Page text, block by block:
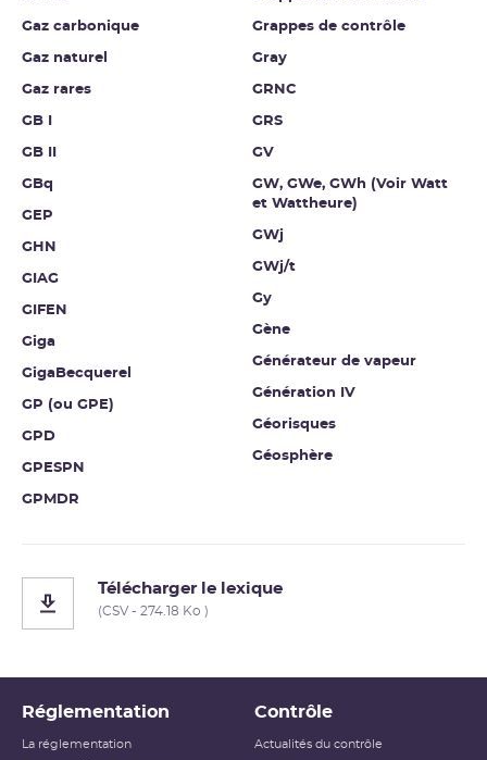
Gaz carbonique
Gaz naturel
Gaz rares
GB I
GB II
GBq
GEP
GHN
GIAG
GIFEN
Giga
GigaBecquerel
GP (ou GPE)
GPD
GPESPN
GPMDR
Grappes de contrôle
Gray
GRNC
GRS
GV
GW, GWe, GWh (Voir Watt
et Wattheure)
GWj
GWj/t
Gy
Gène
Générateur de vapeur
Génération IV
Géorisques
Géosphère
Télécharger le lexique
(CSV - 274.18 Ko )
Réglementation
La réglementation
Contrôle
Actualités du contrôle